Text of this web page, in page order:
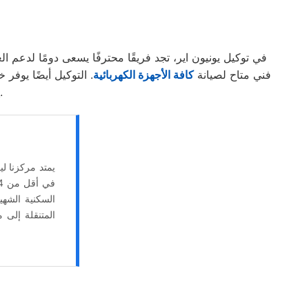
في توكيل يونيون اير، تجد فريقًا محترفًا يسعى دومًا لدعم
فني متاح لصيانةكافة الأجهزة الكهربائية. التوكيل أيضًا
يونيون اير مدرب على أعلى مستوى ويوفر حلول الصيانة لماركات عالمية متنوعة.
يمتد مركزنا
في أقل من 24 ساعة. تشمل خدماتنا جميع الأحياء من الحي الأول وحتى
السكنية